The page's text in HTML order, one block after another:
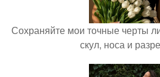
Сохраняйте мои точные черты
скул, носа и